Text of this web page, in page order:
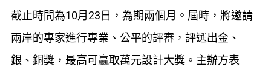
截止時間為10月23日，為期兩個月。屆時，將邀請
兩岸的專家進行專業、公平的評審，評選出金、
銀、銅獎，最高可贏取萬元設計大獎。主辦方表